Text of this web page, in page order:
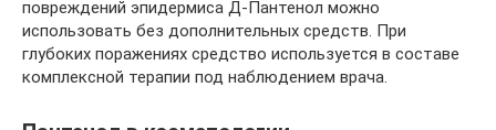
повреждений эпидермиса Д-Пантенол можно
использовать без дополнительных средств. При
глубоких поражениях средство используется в составе
комплексной терапии под наблюдением врача.